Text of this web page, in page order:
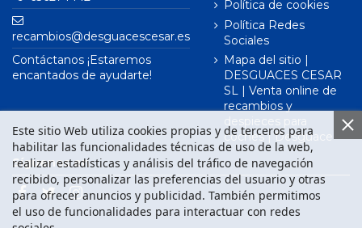
recambios@desguacescesar.es
Contáctanos ¡Estaremos
encantados de ayudarte!
Política de cookies
Política Redes
Sociales
Mapa del sitio |
DESGUACES CESAR
SL | Venta online de
recambios y
despieces para
coches | Desguace
Este sitio Web utiliza cookies propias y de terceros para
habilitar las funcionalidades técnicas de uso de la web,
realizar estadísticas y análisis del tráfico de navegación
recibido, personalizar las preferencias del usuario y otras
para ofrecer anuncios y publicidad. También permitimos
el uso de funcionalidades para interactuar con redes
Síguenos en